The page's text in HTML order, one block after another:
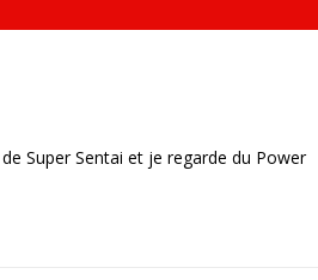
Super Sentai et je regarde du Power